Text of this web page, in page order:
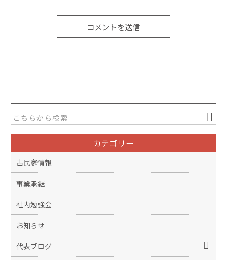
カテゴリー
古民家情報
事業承継
社内勉強会
お知らせ
代表ブログ